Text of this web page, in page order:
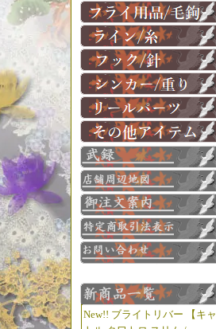
New!! ブライトリバー 【キャ